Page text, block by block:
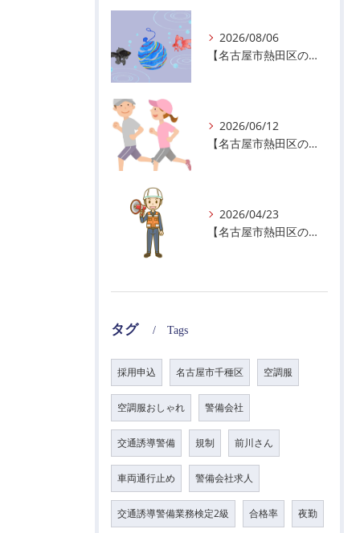
2026/08/06
【名古屋市熱田区の警備会社】夏季休業のお知らせ
2026/06/12
【名古屋市熱田区の警備会社】暑熱順化で熱中症対策を！
2026/04/23
【名古屋市熱田区の警備会社】GWの面接状況について！
タグ Tags
採用申込 名古屋市千種区 空調服
空調服おしゃれ 警備会社
交通誘導警備 規制 前川さん
車両通行止め 警備会社求人
交通誘導警備業務検定2級 合格率 夜勤